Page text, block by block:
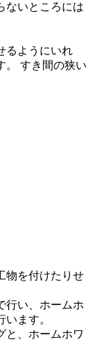
ないところには
るようにいれ
。 すき間の狭い
物を付けたりせ
行い、 ホームホ
ます。
と、ホームホワ